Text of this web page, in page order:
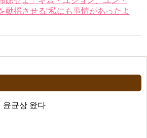
動揺させる“私にも事情があったよ
윤균상 왔다